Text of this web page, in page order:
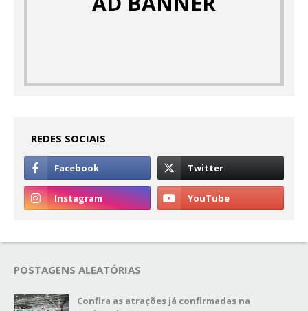
REDES SOCIAIS
POSTAGENS ALEATÓRIAS
Confira as atrações já confirmadas na